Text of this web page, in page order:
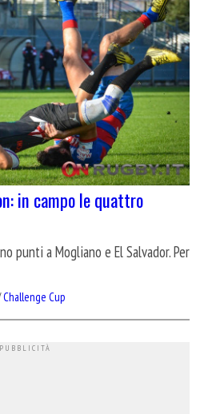
in campo le quattro
punti a Mogliano e El Salvador. Per
Challenge Cup